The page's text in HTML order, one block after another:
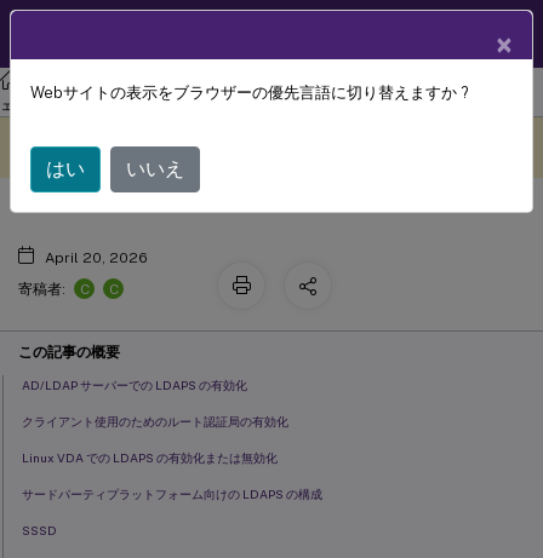
リナックス バーチャル デリバリー エージェント
Linux 仮想配信エージ
ェント 2311
翻訳されています。
LDAPS
April 20, 2026
寄稿者:
C C
この記事の概要
AD/LDAP サーバーでの LDAPS の有効化
クライアント使用のためのルート認証局の有効化
Linux VDA での LDAPS の有効化または無効化
サードパーティプラットフォーム向けの LDAPS の構成
SSSD
×
Webサイトの表示をブラウザーの優先言語に切り替えますか ?
はい いいえ